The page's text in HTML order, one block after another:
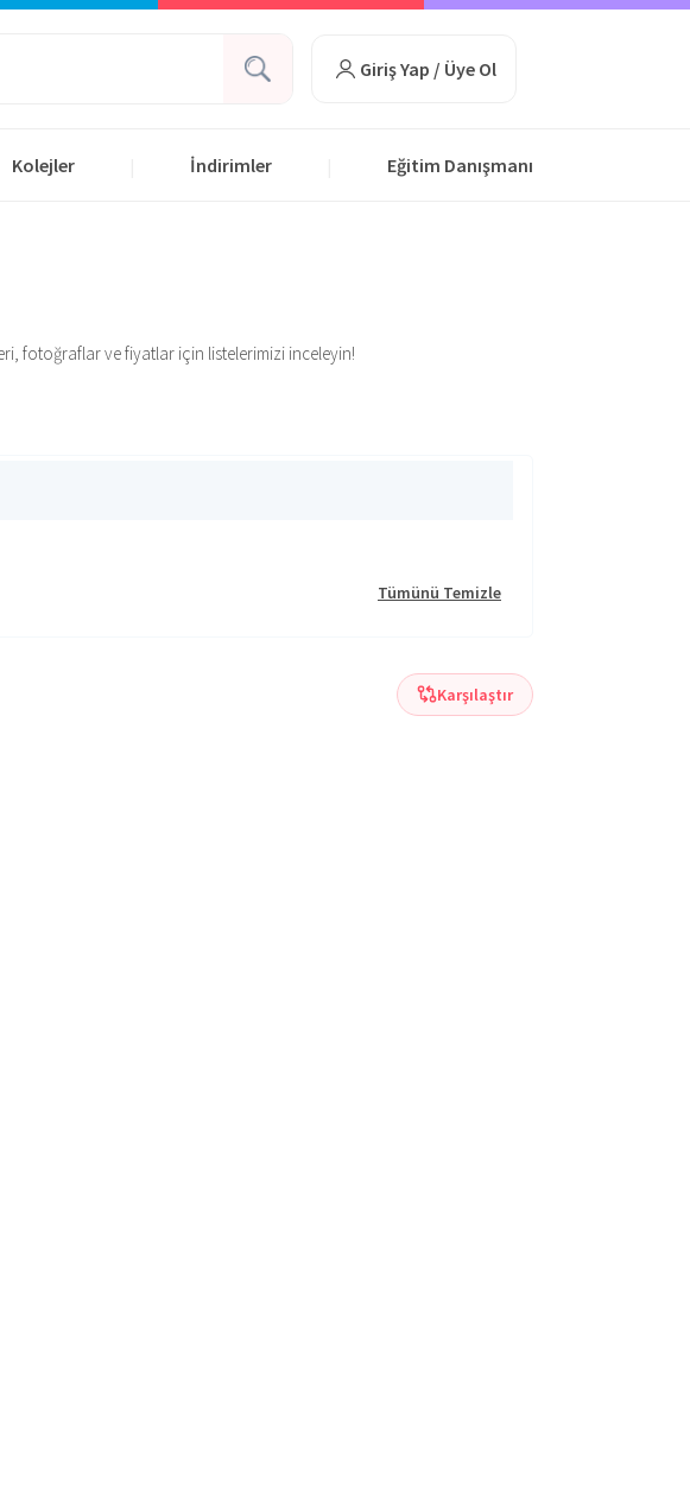
Giriş Yap / Üye Ol
Kolejler İndirimler Eğitim Danışmanı
fotoğraflar ve fiyatlar için listelerimizi inceleyin!
Tümünü Temizle
Karşılaştır